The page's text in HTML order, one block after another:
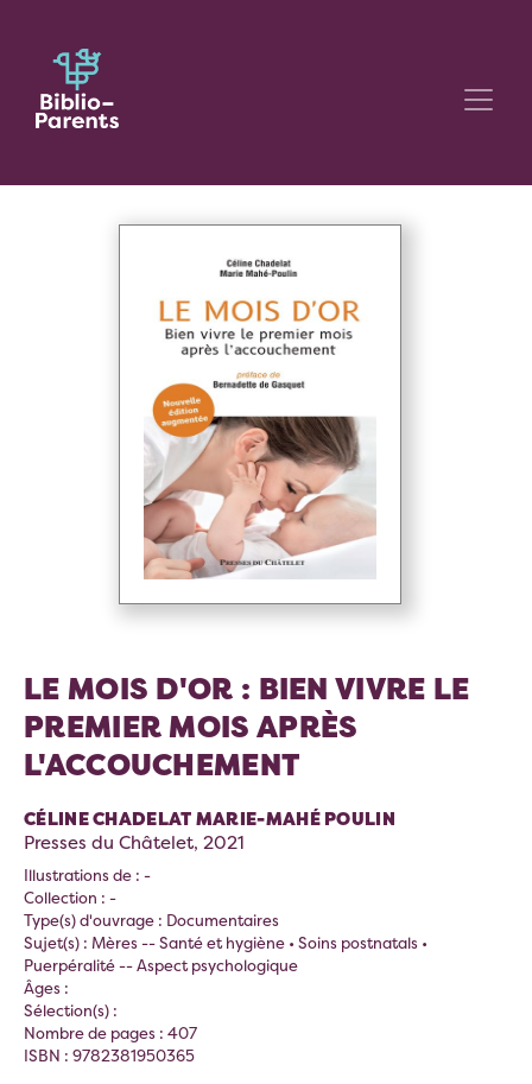
LE MOIS D'OR : BIEN VIVRE LE
PREMIER MOIS APRÈS
L'ACCOUCHEMENT
CÉLINE CHADELAT MARIE-MAHÉ POULIN
Presses du Châtelet, 2021
Illustrations de : -
Collection : -
Type(s) d'ouvrage : Documentaires
Sujet(s) : Mères -- Santé et hygiène • Soins postnatals •
Puerpéralité -- Aspect psychologique
Âges :
Sélection(s) :
Nombre de pages : 407
ISBN : 9782381950365